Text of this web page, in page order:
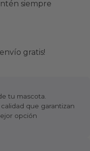
siempre
gratis!
tu mascota.
que garantizan
opción